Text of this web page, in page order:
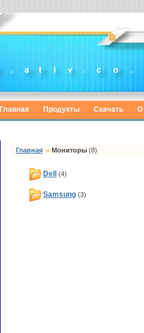
Главная Продукты Скачать О
Главная » Мониторы (8)
Dell (4)
Samsung (3)